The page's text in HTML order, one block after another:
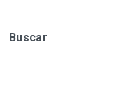
Buscar